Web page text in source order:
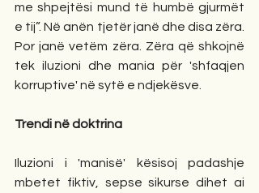
me shpejtësi mund të humbë gjurmët
e tij”. Në anën tjetër janë dhe disa zëra.
Por janë vetëm zëra. Zëra që shkojnë
tek iluzioni dhe mania për 'shfaqjen
korruptive' në sytë e ndjekësve.
Trendi në doktrina
Iluzioni i 'manisë' kësisoj padashje
mbetet fiktiv, sepse sikurse dihet ai